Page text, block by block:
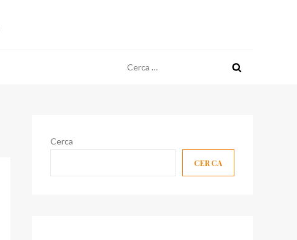
per:
Cerca
CERCA